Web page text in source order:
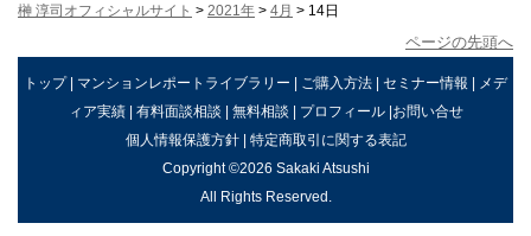
榊 淳司オフィシャルサイト > 2021年 > 4月 > 14日
ページの先頭へ
トップ| マンションレポートライブラリー | ご購入方法 | セミナー情報 | メデ
ィア実績| 有料面談相談 | 無料相談 | プロフィール|お問い合せ
個人情報保護方針| 特定商取引に関する表記
Copyright ©2026 Sakaki Atsushi
All Rights Reserved.